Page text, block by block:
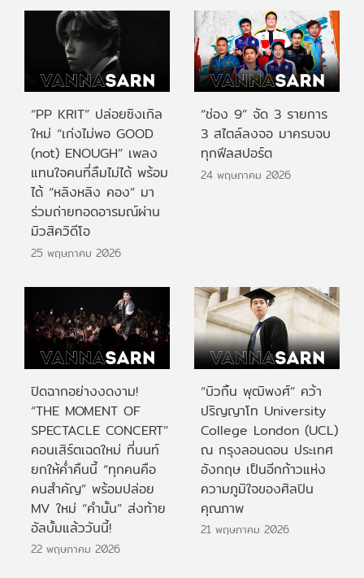
“PP KRIT” ปล่อยซิงเกิล
ใหม่ “เก่งไม่พอ GOOD
(not) ENOUGH” เพลง
แทนใจคนที่ลืมไม่ได้ พร้อม
ได้ “หลิงหลิง คอง” มา
ร่วมถ่ายทอดอารมณ์ผ่าน
มิวสิควิดีโอ
25 พฤษภาคม 2026
“ช่อง 9” จัด 3 รายการ
3 สไตล์ลงจอ มาครบจบ
ทุกฟีลสปอร์ต
24 พฤษภาคม 2026
ปิดฉากอย่างงดงาม!
“THE MOMENT OF
SPECTACLE CONCERT”
คอนเสิร์ตเฉดใหม่ ที่นนท์
ยกให้ค่ำคืนนี้ “ทุกคนคือ
คนสำคัญ” พร้อมปล่อย
MV ใหม่ “คำนั้น” ส่งท้าย
อัลบั้มแล้ววันนี้!
22 พฤษภาคม 2026
“บิวกิ้น พุฒิพงศ์” คว้า
ปริญญาโท University
College London (UCL)
ณ กรุงลอนดอน ประเทศ
อังกฤษ เป็นอีกก้าวแห่ง
ความภูมิใจของศิลปิน
คุณภาพ
21 พฤษภาคม 2026